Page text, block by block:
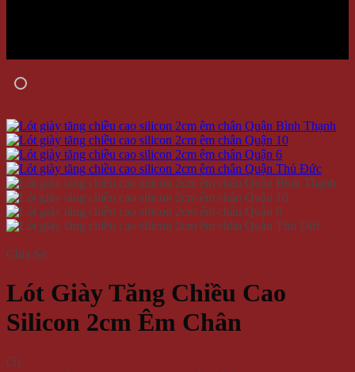
Chia Sẻ:
Lót Giày Tăng Chiều Cao
Silicon 2cm Êm Chân
(5)